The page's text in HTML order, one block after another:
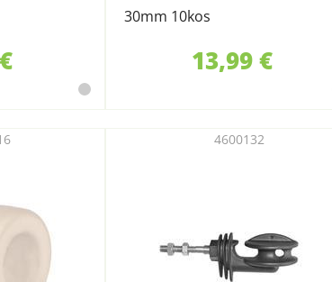
30mm 10kos
13,99 €
4600132